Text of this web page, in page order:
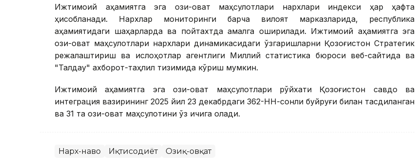
Ижтимоий аҳамиятга эга озиқ-овқат маҳсулотлари нархлари индекси ҳар ҳафта
ҳисобланади. Нархлар мониторинги барча вилоят марказларида, республика
аҳамиятидаги шаҳарларда ва пойтахтда амалга оширилади. Ижтимоий аҳамиятга эга
озиқ-овқат маҳсулотлари нархлари динамикасидаги ўзгаришларни Қозоғистон Стратегик
режалаштириш ва ислоҳотлар агентлиги Миллий статистика бюроси веб-сайтида ва
"Талдау" ахборот-таҳлил тизимида кўриш мумкин.
Ижтимоий аҳамиятга эга озиқ-овқат маҳсулотлари рўйхати Қозоғистон савдо ва
интеграция вазирининг 2025 йил 23 декабрдаги 362-НН-сонли буйруғи билан тасдиқланган
ва 31 та озиқ-овқат маҳсулотини ўз ичига олади.
Нарх-наво Иқтисодиёт Озиқ-овқат